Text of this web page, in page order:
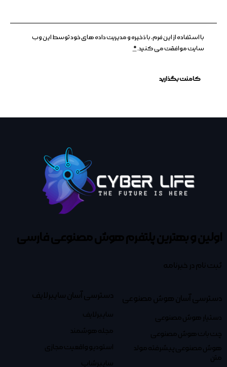
با استفاده از این فرم، با ذخیره و مدیریت داده های خود توسط این وب
سایت موافقت می کنید.*
اولین و بهترین پلتفرمهوش مصنوعی فارسی
ثبت نام در خبرنامه
دسترسی آسان هوش مصنوعی
دستیار هوش مصنوعی
چت بات هوش مصنوعی
هوش مصنوعی پیشرفته مولد
متن
دسترسی آسان سایبرلایف
سایبرلایف
مجله هوشمند
استودیو واقعیت مجازی
سایبرشاپ